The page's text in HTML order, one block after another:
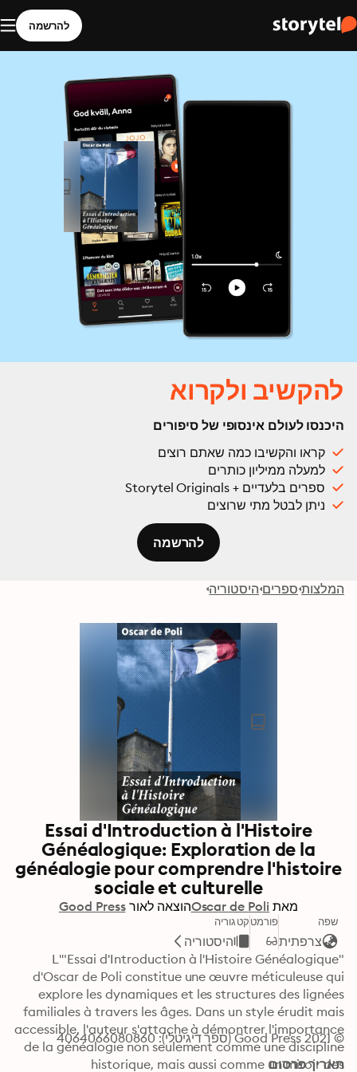
להרשמה
להקשיב ולקרוא
היכנסו לעולם אינסופי של סיפורים
קראו והקשיבו כמה שאתם רוצים
למעלה ממיליון כותרים
ספרים בלעדיים + Storytel Originals
ניתן לבטל מתי שרוצים
להרשמה
המלצות ספרים היסטוריה
Essai d'Introduction à l'Histoire
Généalogique: Exploration de la
généalogie pour comprendre l'histoire
sociale et culturelle
מאת Oscar de Poliהוצאה לאור Good Press
שפה
צרפתית
פורמטקטגוריה
היסטוריה
d'Oscar de Poli constitue une œuvre méticuleuse qui
explore les dynamiques et les structures des lignées
familiales à travers les âges. Dans un style érudit mais
accessible, l'auteur s'attache à démontrer l'importance
de la généalogie non seulement comme une discipline
© 2021 Good Press (ספר דיגיטלי): 4064066080860
תאריך פרסום